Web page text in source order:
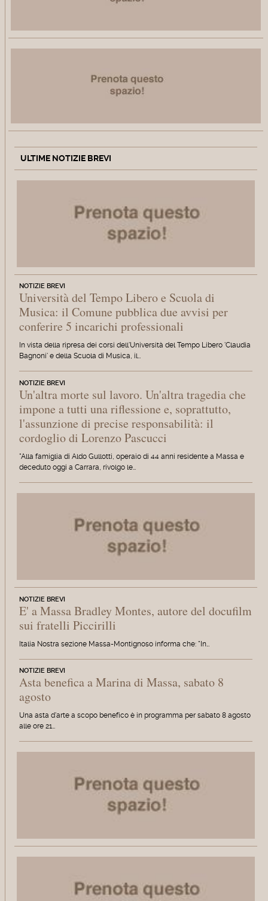
ULTIME NOTIZIE BREVI
NOTIZIE BREVI
Università del Tempo Libero e Scuola di
Musica: il Comune pubblica due avvisi per
conferire 5 incarichi professionali
In vista della ripresa dei corsi dell'Università del Tempo Libero 'Claudia
Bagnoni' e della Scuola di Musica, il…
NOTIZIE BREVI
Un'altra morte sul lavoro. Un'altra tragedia che
impone a tutti una riflessione e, soprattutto,
l'assunzione di precise responsabilità: il
cordoglio di Lorenzo Pascucci
"Alla famiglia di Aldo Gullotti, operaio di 44 anni residente a Massa e
deceduto oggi a Carrara, rivolgo le…
NOTIZIE BREVI
E' a Massa Bradley Montes, autore del docufilm
sui fratelli Piccirilli
Italia Nostra sezione Massa-Montignoso informa che: "In…
NOTIZIE BREVI
Asta benefica a Marina di Massa, sabato 8
agosto
Una asta d'arte a scopo benefico è in programma per sabato 8 agosto
alle ore 21…